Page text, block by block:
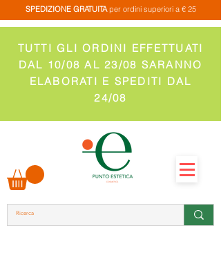
SPEDIZIONE GRATUITAper ordini superiori a € 25
TUTTI GLI ORDINI EFFETTUATI
DAL 10/08 AL 23/08 SARANNO
ELABORATI E SPEDITI DAL
24/08